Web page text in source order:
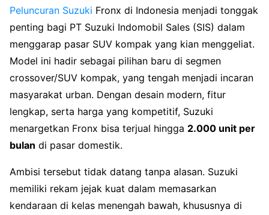
Peluncuran Suzuki Fronx di Indonesia menjadi tonggak
penting bagi PT Suzuki Indomobil Sales (SIS) dalam
menggarap pasar SUV kompak yang kian menggeliat.
Model ini hadir sebagai pilihan baru di segmen
crossover/SUV kompak, yang tengah menjadi incaran
masyarakat urban. Dengan desain modern, fitur
lengkap, serta harga yang kompetitif, Suzuki
menargetkan Fronx bisa terjual hingga 2.000 unit per
bulan di pasar domestik.
Ambisi tersebut tidak datang tanpa alasan. Suzuki
memiliki rekam jejak kuat dalam memasarkan
kendaraan di kelas menengah bawah, khususnya di